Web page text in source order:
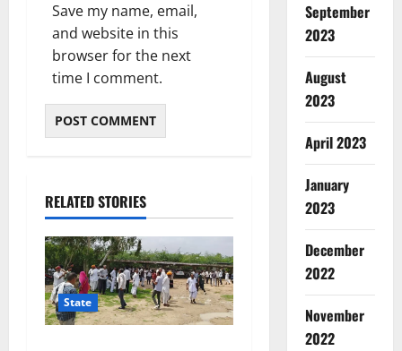
Save my name, email,
and website in this
browser for the next
time I comment.
RELATED STORIES
State
September
2023
August
2023
April 2023
January
2023
December
2022
November
2022